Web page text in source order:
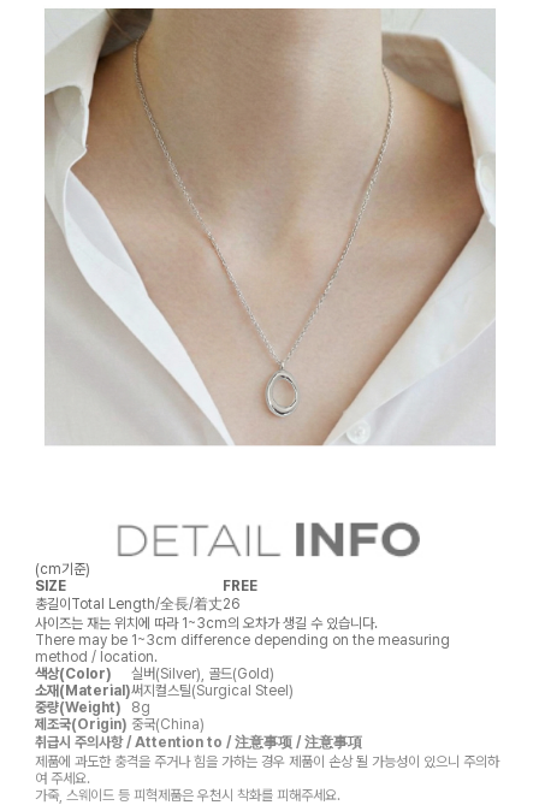
(cm기준)
SIZE
FREE
총길이Total Length/全長/着丈26
사이즈는 재는 위치에 따라 1~3cm의 오차가 생길 수 있습니다.
There may be 1~3cm difference depending on the measuring
method / location.
색상(Color)
실버(Silver), 골드(Gold)
소재(Material)써지컬스틸(Surgical Steel)
중량(Weight)
8g
제조국(Origin) 중국(China)
취급시 주의사항 / Attention to / 注意事项 / 注意事項
제품에 과도한 충격을 주거나 힘을 가하는 경우 제품이 손상 될 가능성이 있으니 주의하
여 주세요.
가죽, 스웨이드 등 피혁제품은 우천시 착화를 피해주세요.